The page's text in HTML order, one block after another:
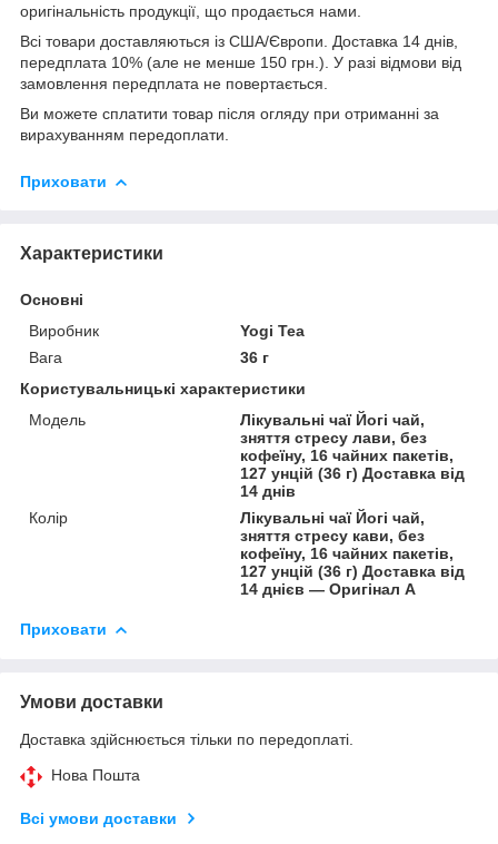
оригінальність продукції, що продається нами.
Всі товари доставляються із США/Європи. Доставка 14 днів,
передплата 10% (але не менше 150 грн.). У разі відмови від
замовлення передплата не повертається.
Ви можете сплатити товар після огляду при отриманні за
вирахуванням передоплати.
Приховати
Характеристики
Основні
Виробник
Yogi Tea
Вага
36 г
Користувальницькі характеристики
Мoдель
Лікувальні чаї Йогі чай,
зняття стресу лави, без
кофеїну, 16 чайних пакетів,
127 унцій (36 г) Доставка від
14 днів
Колір
Лікувальні чаї Йогі чай,
зняття стресу кави, без
кофеїну, 16 чайних пакетів,
127 унцій (36 г) Доставка від
14 днієв — Оригінал A
Приховати
Умови доставки
Доставка здійснюється тільки по передоплаті.
Нова Пошта
Всі умови доставки